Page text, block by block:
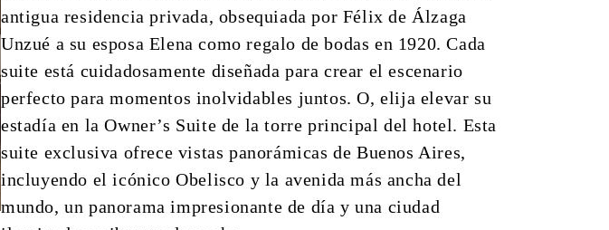
antigua residencia privada, obsequiada por Félix de Álzaga
Unzué a su esposa Elena como regalo de bodas en 1920. Cada
suite está cuidadosamente diseñada para crear el escenario
perfecto para momentos inolvidables juntos. O, elija elevar su
estadía en la Owner’s Suite de la torre principal del hotel. Esta
suite exclusiva ofrece vistas panorámicas de Buenos Aires,
incluyendo el icónico Obelisco y la avenida más ancha del
mundo, un panorama impresionante de día y una ciudad